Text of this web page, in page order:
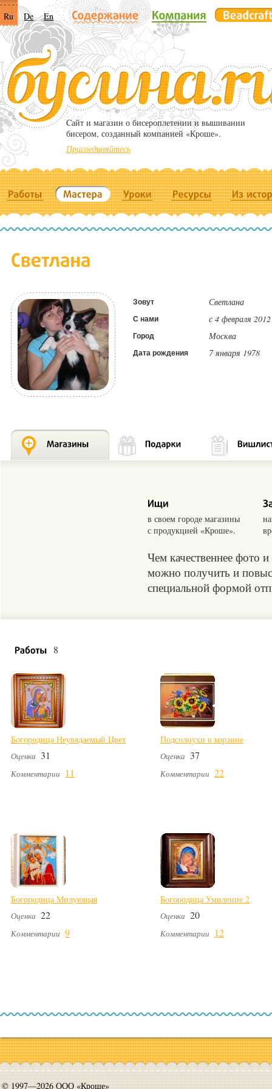
Ru De En
Cайт и магазин о бисероплетении и вышивании
бисером, созданный компанией «Кроше».
Присоединяйтесь
Зовут Светлана
С нами с 4 февраля
Город Москва
Дата рождения 7 января 1978
в своем городе магазины
с продукцией «Кроше».
Чем качественнее фото
можно получить и
специальной формой
8
Богородица Неувядаемый Цвет
Оценка 31
Комментарии 11
Подсолнухи в корзине
Оценка 37
Комментарии 22
Богородица Милующая
Оценка 22
Комментарии 9
Богородица Умиление 2
Оценка 20
Комментарии 12
© 1997—2026 ООО «Кроше»